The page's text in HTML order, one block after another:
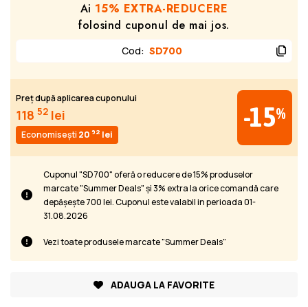
Ai 15% EXTRA-REDUCERE
folosind cuponul de mai jos.
Cod: SD700
Preț după aplicarea cuponului
118 52 lei
Economisești 20 92 lei
-15%
Cuponul "SD700" oferă o reducere de 15% produselor
marcate "Summer Deals" și 3% extra la orice comandă care
depășește 700 lei. Cuponul este valabil in perioada 01-
31.08.2026
Vezi toate produsele marcate "Summer Deals"
ADAUGA LA FAVORITE